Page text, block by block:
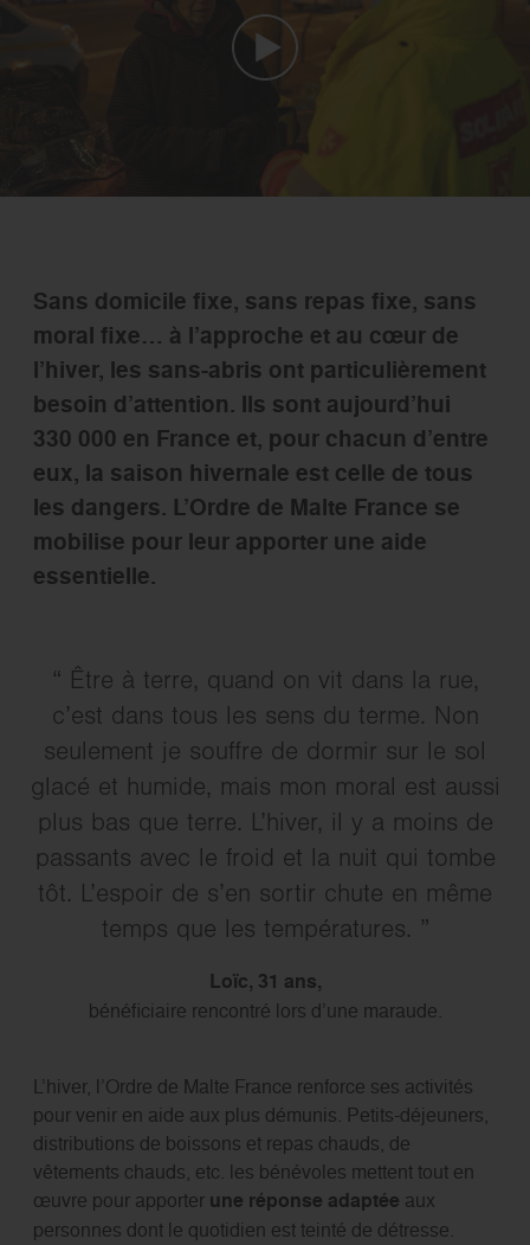
Sans domicile fixe, sans repas fixe, sans
moral fixe… à l’approche et au cœur de
l’hiver, les sans-abris ont particulièrement
besoin d’attention. Ils sont aujourd’hui
330 000 en France et, pour chacun d’entre
eux, la saison hivernale est celle de tous
les dangers. L’Ordre de Malte France se
mobilise pour leur apporter une aide
essentielle.
Être à terre, quand on vit dans la rue,
c’est dans tous les sens du terme. Non
seulement je souffre de dormir sur le sol
glacé et humide, mais mon moral est aussi
plus bas que terre. L’hiver, il y a moins de
passants avec le froid et la nuit qui tombe
tôt. L’espoir de s’en sortir chute en même
temps que les températures.
Loïc, 31 ans,
bénéficiaire rencontré lors d’une maraude.
L’hiver, l’Ordre de Malte France renforce ses activités
pour venir en aide aux plus démunis. Petits-déjeuners,
distributions de boissons et repas chauds, de
vêtements chauds, etc. les bénévoles mettent tout en
œuvre pour apporter une réponse adaptée aux
personnes dont le quotidien est teinté de détresse.